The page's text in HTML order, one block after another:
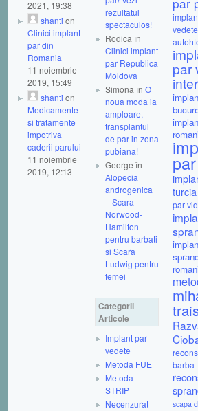
2021, 19:38
shanti on
Clinici implant
par din
Romania
11 noiembrie
2019, 15:49
shanti on
Medicamente
si tratamente
impotriva
caderii parului
11 noiembrie
2019, 12:13
rezultatul
spectaculos!
Rodica în
Clinici implant
par Republica
Moldova
Simona înO
noua moda ia
amploare,
transplantul
de par in zona
pubiana!
George în
Alopecia
androgenica
– Scara
Norwood-
Hamilton
pentru barbati
si Scara
Ludwig pentru
femei
Categorii
Articole
Implant par
vedete
Metoda FUE
Metoda
STRIP
Necenzurat
vedete
par
turcia
par
barba
scapa